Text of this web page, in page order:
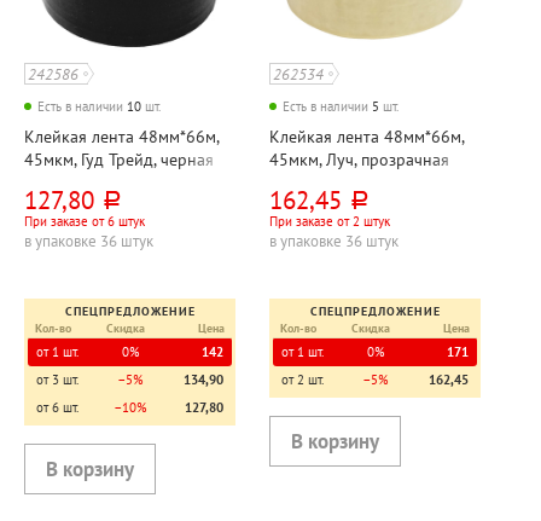
242586
Есть в наличии 10 шт.
Клейкая лента 48мм*66м,
45мкм, Гуд Трейд, черная
127,80 руб.
При заказе от 6 штук
в упаковке 36 штук
СПЕЦПРЕДЛОЖЕНИЕ
Кол-во
Скидка Цена
от 1 шт. 0%
142
от 3 шт.
−5%
134,90
от 6 шт.
−10% 127,80
262534
Есть в наличии 5 шт.
Клейкая лента 48мм*66м,
45мкм, Луч, прозрачная
162,45 руб.
При заказе от 2 штук
в упаковке 36 штук
СПЕЦПРЕДЛОЖЕНИЕ
Кол-во
Скидка Цена
от 1 шт. 0%
171
от 2 шт.
−5% 162,45